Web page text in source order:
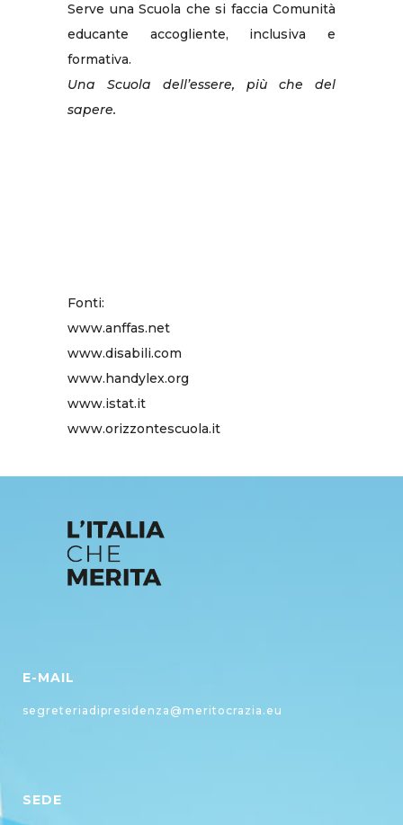
Serve una Scuola che si faccia Comunità
educante accogliente, inclusiva e
formativa.
Una Scuola dell’essere, più che del
sapere.
Fonti:
www.anffas.net
www.disabili.com
www.handylex.org
www.istat.it
www.orizzontescuola.it
E-MAIL
segreteriadipresidenza@meritocrazia.eu
SEDE